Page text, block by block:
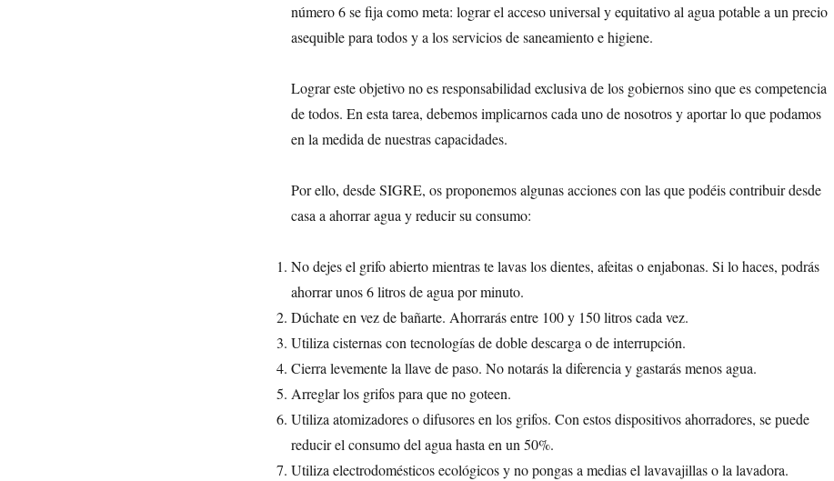
número 6 se fija como meta: lograr el acceso universal y equitativo al agua potable a un precio
asequible para todos y a los servicios de saneamiento e higiene.
Lograr este objetivo no es responsabilidad exclusiva de los gobiernos sino que es competencia
de todos. En esta tarea, debemos implicarnos cada uno de nosotros y aportar lo que podamos
en la medida de nuestras capacidades.
Por ello, desde SIGRE, os proponemos algunas acciones con las que podéis contribuir desde
casa a ahorrar agua y reducir su consumo:
No dejes el grifo abierto mientras te lavas los dientes, afeitas o enjabonas. Si lo haces, podrás
ahorrar unos 6 litros de agua por minuto.
Dúchate en vez de bañarte. Ahorrarás entre 100 y 150 litros cada vez.
Utiliza cisternas con tecnologías de doble descarga o de interrupción.
Cierra levemente la llave de paso. No notarás la diferencia y gastarás menos agua.
Arreglar los grifos para que no goteen.
Utiliza atomizadores o difusores en los grifos. Con estos dispositivos ahorradores, se puede
reducir el consumo del agua hasta en un 50%.
Utiliza electrodomésticos ecológicos y no pongas a medias el lavavajillas o la lavadora.